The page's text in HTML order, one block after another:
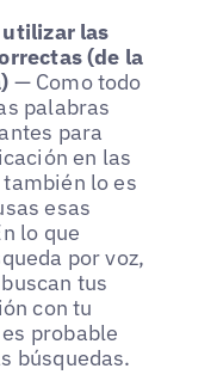
utilizar las
(de la
— Como todo
palabras
para
en las
lo es
esas
lo que
por voz,
tus
con tu
probable
búsquedas.